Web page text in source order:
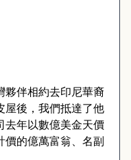
夥伴相約去印尼華裔
屋後 ， 我們抵達了他
去年以數億美金天價
價的億萬富翁
名副